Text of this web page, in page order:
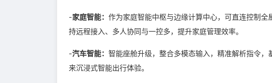
-家庭智能： 作为家庭智能中枢与边缘计算中心，可直连控制
持远程接入、多人协同与一控多，提升家庭管理效率。
-汽车智能： 智能座舱升级，整合多模态输入，精准解析指令
来沉浸式智能出行体验。